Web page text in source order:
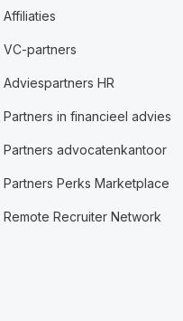
Affiliaties
VC-partners
Adviespartners HR
Partners in financieel advies
Partners advocatenkantoor
Partners Perks Marketplace
Remote Recruiter Network